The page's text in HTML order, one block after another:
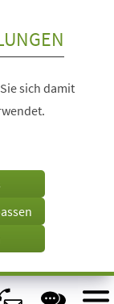
sich damit